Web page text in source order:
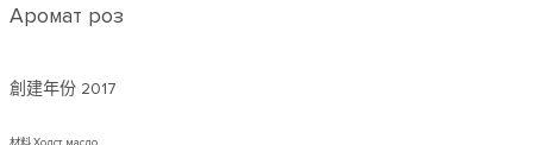
Аромат роз
創建年份 2017